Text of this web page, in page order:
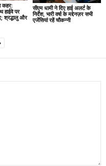
कहर:
हाईवे पर
श्रद्धालु और
सीएम धामी ने दिए हाई अलर्ट के
निर्देश, भारी वर्षा के मद्देनज़र सभी
एजेंसियां रहें चौकन्नी